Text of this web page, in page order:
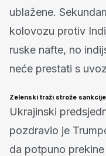
ublažene.
kolovozu protiv
ruske nafte, no
neće prestati s
Zelenski traži strože sankcije
Ukrajinski
pozdravio je
da potpuno